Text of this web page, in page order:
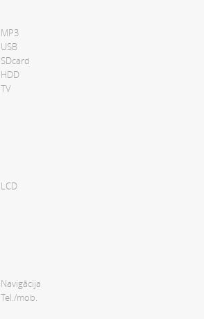
MP3
USB
SDcard
HDD
TV
LCD
Navigācija
Tel./mob.